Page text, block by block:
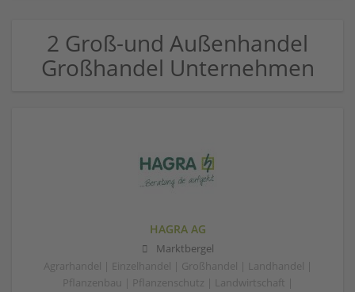
2 Groß-und Außenhandel
Großhandel Unternehmen
HAGRA AG
Marktbergel
Agrarhandel | Einzelhandel | Großhandel | Landhandel |
Pflanzenbau | Pflanzenschutz | Landwirtschaft |